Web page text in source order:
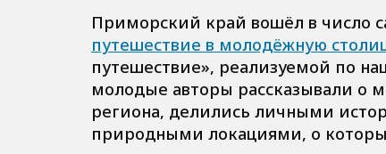
Приморский край вошёл в число
путешествие в молодёжную
путешествие», реализуемой по
молодые авторы рассказывали о
региона, делились личными
природными локациями, о